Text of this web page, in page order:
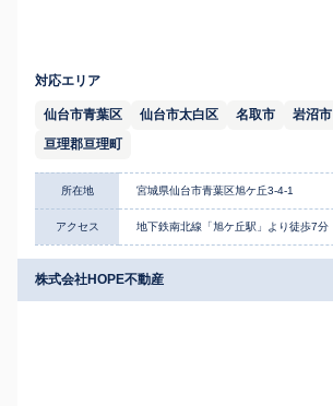
対応エリア
仙台市青葉区 仙台市太白区 名取市 岩沼市
亘理郡亘理町
所在地 宮城県仙台市青葉区旭ケ丘3-4-1
アクセス 地下鉄南北線「旭ケ丘駅」より徒歩7分
株式会社HOPE不動産